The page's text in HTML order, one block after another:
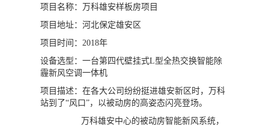
项目名称：万科雄安样板房项目
项目地址：河北保定雄安区
项目时间：2018年
设备选型：一台第四代壁挂式L型全热交换智能除
霾新风空调一体机
项目描述：在各大公司纷纷挺进雄安新区时，万科
站到了“风口”，以被动房的高姿态闪亮登场。
万科雄安中心的被动房智能新风系统，